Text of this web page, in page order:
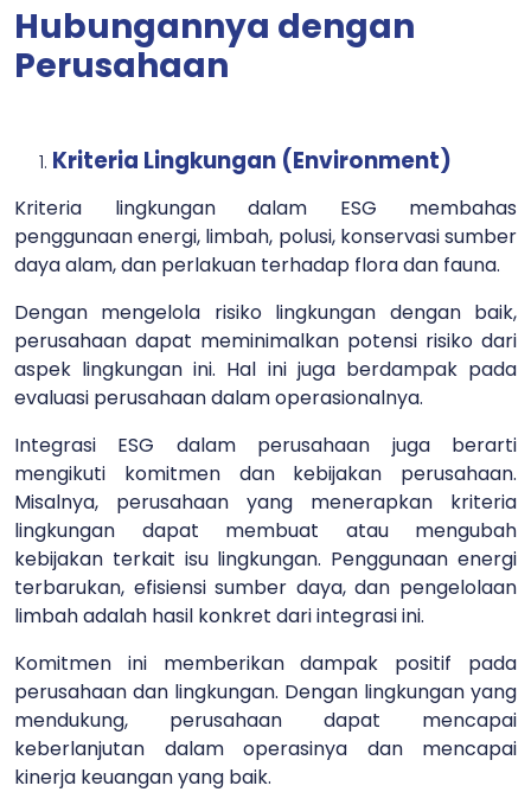
Hubungannya dengan
Perusahaan
Kriteria Lingkungan (Environment)
Kriteria lingkungan dalam ESG membahas
penggunaan energi, limbah, polusi, konservasi sumber
daya alam, dan perlakuan terhadap flora dan fauna.
Dengan mengelola risiko lingkungan dengan baik,
perusahaan dapat meminimalkan potensi risiko dari
aspek lingkungan ini. Hal ini juga berdampak pada
evaluasi perusahaan dalam operasionalnya.
Integrasi ESG dalam perusahaan juga berarti
mengikuti komitmen dan kebijakan perusahaan.
Misalnya, perusahaan yang menerapkan kriteria
lingkungan dapat membuat atau mengubah
kebijakan terkait isu lingkungan. Penggunaan energi
terbarukan, efisiensi sumber daya, dan pengelolaan
limbah adalah hasil konkret dari integrasi ini.
Komitmen ini memberikan dampak positif pada
perusahaan dan lingkungan. Dengan lingkungan yang
mendukung, perusahaan dapat mencapai
keberlanjutan dalam operasinya dan mencapai
kinerja keuangan yang baik.